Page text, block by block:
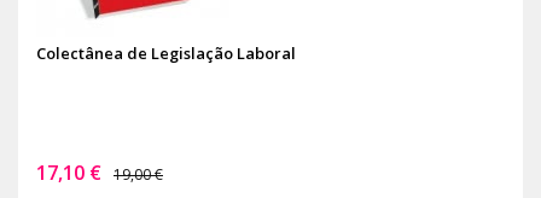
Colectânea de Legislação Laboral
17,10 € 19,00 €